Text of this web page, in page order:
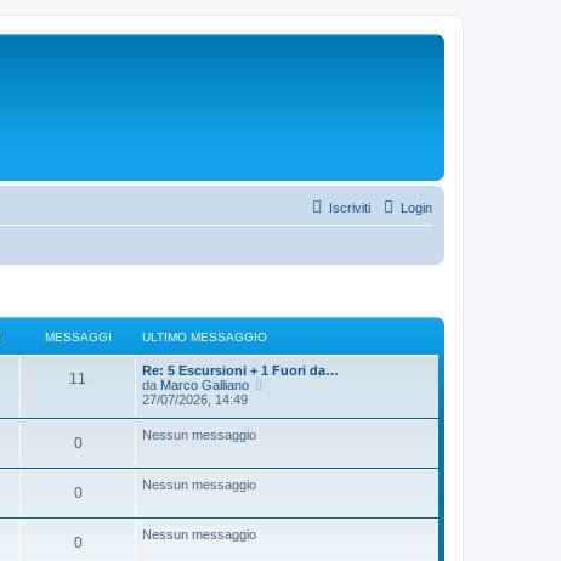
Login
Iscriviti
MESSAGGI ULTIMO MESSAGGIO
11
Re: 5 Escursioni + 1 Fuori da…
da Marco Galliano
t
o
27/07/2026, 14:49
0 Nessun messaggio
0 Nessun messaggio
0 Nessun messaggio